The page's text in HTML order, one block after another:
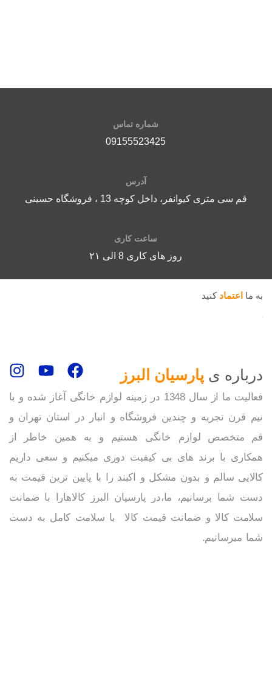
شماره تماس
09155523425
آدرس
قم سی متری کیوانفر، داخل کوچه 13 ، فروشگاه حسینی
ساعت کاری
روز های کاری 8 الی ۲۱
درباره ی پارسیان البرز
فعالیت ما از سال 1348 در زمینه لوازم خانگی آغاز شده و با
نیم قرن تجربه و چندین فروشگاه و انبار در استان تهران و
قم متخصص لوازم خانگی هستیم و به همین خاطر از
همکاری با برند های بی کیفیت دوری میکنیم و سعی داریم
کالایی سالم و بدون مشکل و اکبند را با پایین ترین قیمت به
دست شما برسانیم، ما،در پارسیان البرز کالاهارا با ضمانت
سلامت کالا و ضمانت قیمت کالا با سلامت کامل به دست
شما میرسانیم.
به ما اعتماد کنید